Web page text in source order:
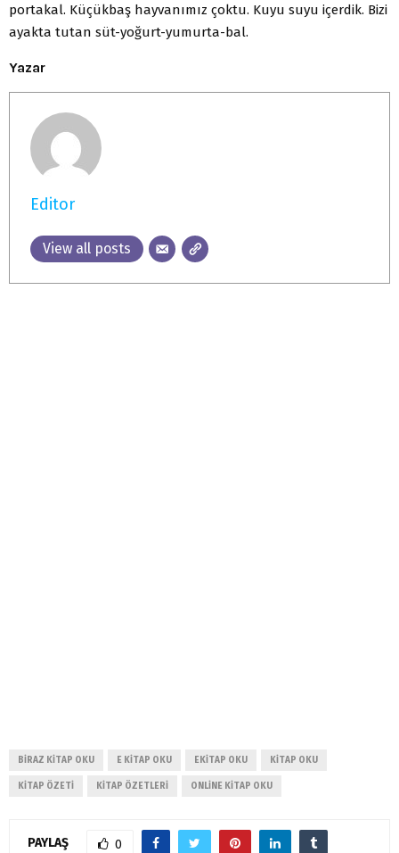
portakal. Küçükbaş hayvanımız çoktu. Kuyu suyu içerdik. Bizi
ayakta tutan süt-yoğurt-yumurta-bal.
Yazar
Editor
View all posts
BIRAZ KITAP OKU E KITAP OKU EKITAP OKU KITAP OKU
KITAP ÖZETI KITAP ÖZETLERI ONLINE KITAP OKU
PAYLAŞ 0